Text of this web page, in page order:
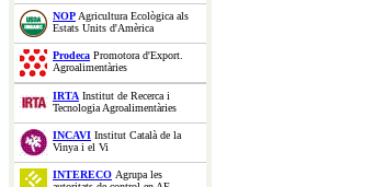
NOPAgricultura Ecològica als
Estats Units d'Amèrica
Prodeca Promotora d'Export.
Agroalimentàries
IRTA Institut de Recerca i
Tecnologia Agroalimentàries
INCAVI Institut Català de la
Vinya i el Vi
INTERECO Agrupa les